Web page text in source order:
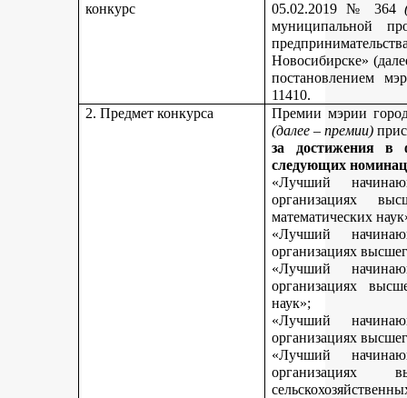
конкурс
05.02.2019 № 364
муниципальной
Новосибирске»
постановлением
11410.
2. Предмет конкурса
Премии мэрии
(далее – премии)
за достижения в
следующих
«Лучший
организациях
математических
«Лучший
организациях
«Лучший
организациях
наук»;
«Лучший
организациях
«Лучший
организациях